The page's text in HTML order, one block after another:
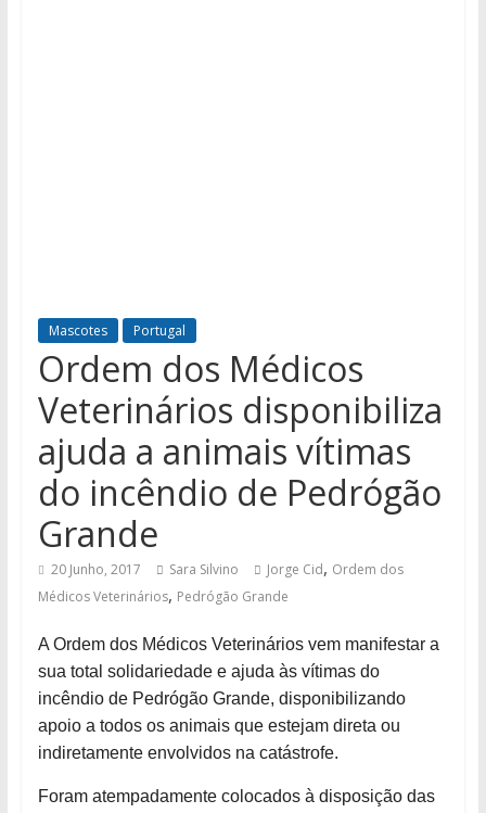
Mascotes Portugal
Ordem dos Médicos
Veterinários disponibiliza
ajuda a animais vítimas
do incêndio de Pedrógão
Grande
20 Junho, 2017 Sara Silvino Jorge Cid, Ordem dos
Médicos Veterinários, Pedrógão Grande
A Ordem dos Médicos Veterinários vem manifestar a
sua total solidariedade e ajuda às vítimas do
incêndio de Pedrógão Grande, disponibilizando
apoio a todos os animais que estejam direta ou
indiretamente envolvidos na catástrofe.
Foram atempadamente colocados à disposição das